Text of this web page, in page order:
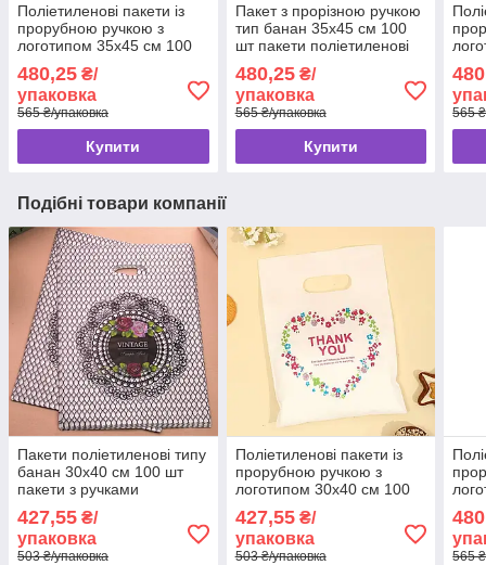
Поліетиленові пакети із
прорубною ручкою з
логотипом 35x45 см 100
480,25 ₴/
упаковка
565 ₴/упаковка
Купити
Пакет з прорізною ручкою
тип банан 35x45 см 100
шт пакети поліетиленові
480,25₴/
упаковка
565 ₴/упаковка
Купити
565
Подібні товари компанії
Пакети поліетиленові типу
банан 30x40 см 100 шт
пакети з ручками
427,55 ₴/
упаковка
503 ₴/упаковка
Поліетиленові пакети із
прорубною ручкою з
логотипом 30x40 см 100
427,55₴/
упаковка
503 ₴/упаковка 565